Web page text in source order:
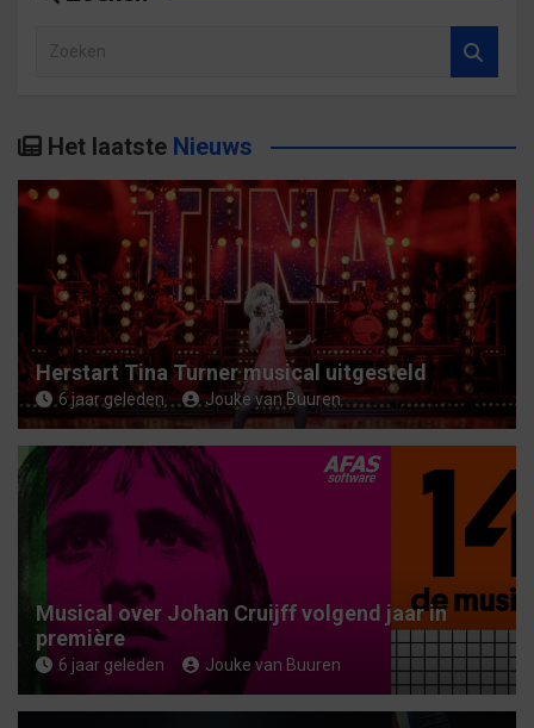
e
n
Het laatste Nieuws
Herstart Tina Turner musical uitgesteld
6 jaar geleden Jouke van Buuren
Musical over Johan Cruijff volgend jaar in
première
6 jaar geleden Jouke van Buuren